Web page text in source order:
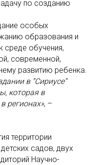
по созданию
особых
образования и
среде обучения,
современной,
развитию ребенка.
в “Сириусе”
которая в
регионах», –
территории
садов, двух
Научно-